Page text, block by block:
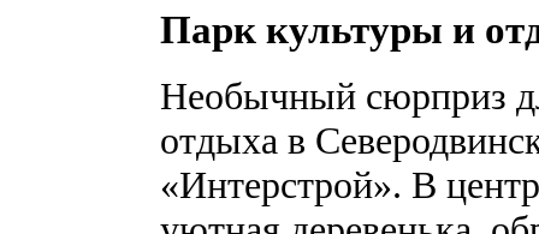
Парк культуры и
Необычный сюрприз
отдыха в
«Интерстрой». В